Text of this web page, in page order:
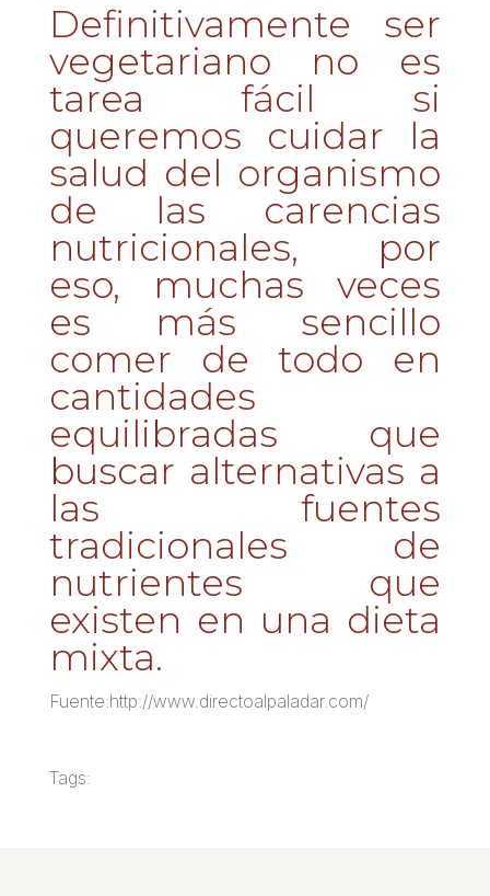
Definitivamente ser
vegetariano no es
tarea fácil si
queremos cuidar la
salud del organismo
de las carencias
nutricionales, por
eso, muchas veces
es más sencillo
comer de todo en
cantidades
equilibradas que
buscar alternativas a
las fuentes
tradicionales de
nutrientes que
existen en una dieta
mixta.
Fuente:http://www.directoalpaladar.com/
Tags: